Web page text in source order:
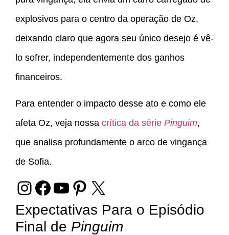
explosivos para o centro da operação de Oz,
deixando claro que agora seu único desejo é vê-
lo sofrer, independentemente dos ganhos
financeiros.
Para entender o impacto desse ato e como ele
afeta Oz, veja nossa crítica da série Pinguim,
que analisa profundamente o arco de vingança
de Sofia.
Expectativas Para o Episódio
Final de Pinguim